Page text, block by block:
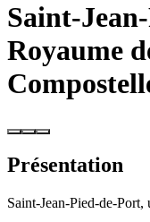
Saint-
Royaume
Présentation
Saint-Jean-Pied-de-